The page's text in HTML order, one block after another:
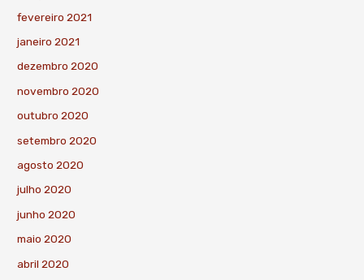
fevereiro 2021
janeiro 2021
dezembro 2020
novembro 2020
outubro 2020
setembro 2020
agosto 2020
julho 2020
junho 2020
maio 2020
abril 2020